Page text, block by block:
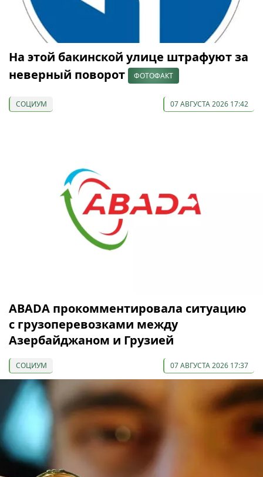
На этой бакинской улице штрафуют за
неверный поворот
ФОТОФАКТ
СОЦИУМ 07 АВГУСТА 2026 17:42
ABADA прокомментировала ситуацию
с грузоперевозками между
Азербайджаном и Грузией
СОЦИУМ 07 АВГУСТА 2026 17:37